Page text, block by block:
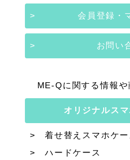
会員登録・
お問い
ME-Qに関する情報や
オリジナルス
着せ替えスマホケー
ハードケース